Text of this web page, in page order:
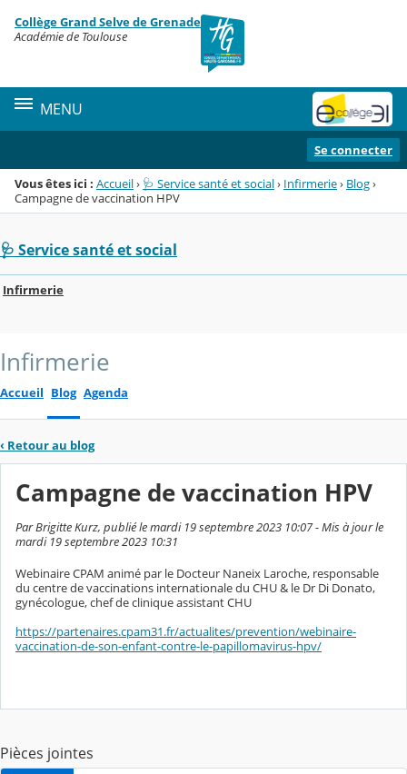
Menu de la rubrique
Contenu
Collège Grand Selve de Grenade
Académie de Toulouse
MENU
Se connecter
Vous êtes ici : Accueil› 🩺 Service santé et social› Infirmerie› Blog›
Campagne de vaccination HPV
🩺 Service santé et social
Infirmerie
Infirmerie
Accueil Blog Agenda
‹ Retour au blog
Campagne de vaccination HPV
Par Brigitte Kurz, publié le mardi 19 septembre 2023 10:07 - Mis à jour le
mardi 19 septembre 2023 10:31
Webinaire CPAM animé par le Docteur Naneix Laroche, responsable
du centre de vaccinations internationale du CHU & le Dr Di Donato,
gynécologue, chef de clinique assistant CHU
https://partenaires.cpam31.fr/actualites/prevention/webinaire-
vaccination-de-son-enfant-contre-le-papillomavirus-hpv/
Pièces jointes